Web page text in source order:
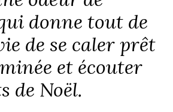
donne tout de
de se caler prêt
et écouter
de Noël.